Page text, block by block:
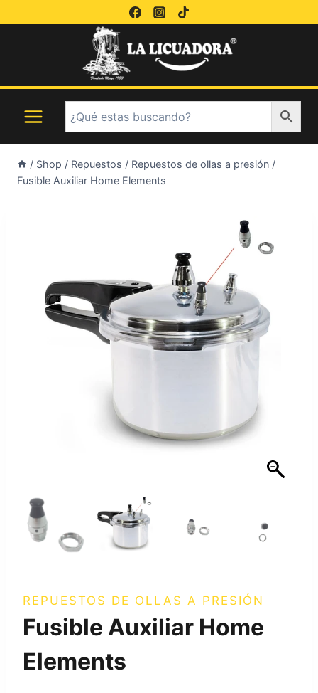
al
/ Shop / Repuestos / Repuestos de ollas a presión /
Fusible Auxiliar Home Elements
REPUESTOS DE OLLAS A PRESIÓN
Fusible Auxiliar Home
Elements